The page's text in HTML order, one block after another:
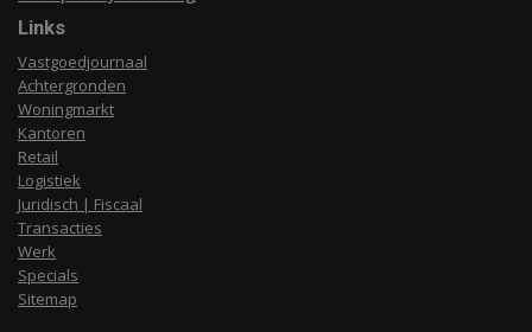
Links
Vastgoedjournaal
Achtergronden
Woningmarkt
Kantoren
Retail
Logistiek
Juridisch | Fiscaal
Transacties
Werk
Specials
Sitemap